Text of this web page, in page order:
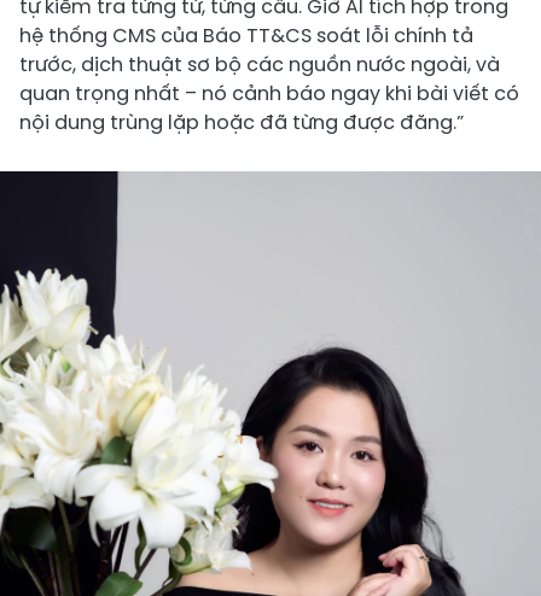
tự kiểm tra từng từ, từng câu. Giờ AI tích hợp trong
hệ thống CMS của Báo TT&CS soát lỗi chính tả
trước, dịch thuật sơ bộ các nguồn nước ngoài, và
quan trọng nhất – nó cảnh báo ngay khi bài viết có
nội dung trùng lặp hoặc đã từng được đăng.”